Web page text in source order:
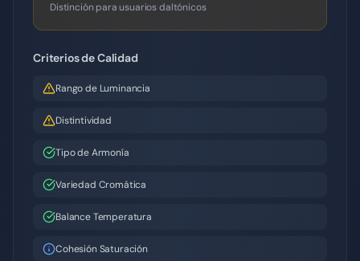
Distinción para usuarios daltónicos
Criterios de Calidad
Rango de Luminancia
Distintividad
Tipo de Armonía
Variedad Cromática
Balance Temperatura
Cohesión Saturación